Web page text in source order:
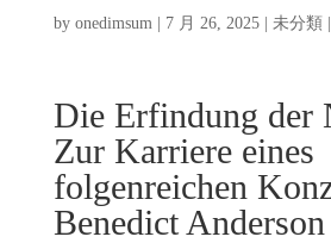
by onedimsum| 7 月 26, 2025| 未分類
Die Erfindung der
Zur Karriere eines
folgenreichen
Benedict Anderson